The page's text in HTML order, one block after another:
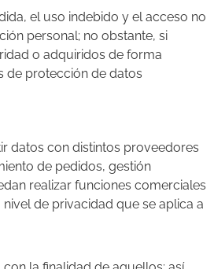
el uso indebido y el acceso no
personal; no obstante, si
o adquiridos de forma
de protección de datos
datos con distintos proveedores
de pedidos, gestión
realizar funciones comerciales
de privacidad que se aplica a